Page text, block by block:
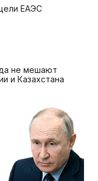
ЕАЭС
не мешают
и Казахстана